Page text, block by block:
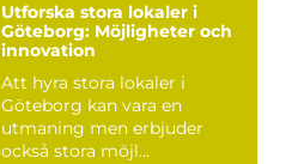
Utforska stora lokaler i
Göteborg: Möjligheter och
innovation
Att hyra stora lokaler i
Göteborg kan vara en
utmaning men erbjuder
också stora möjl...